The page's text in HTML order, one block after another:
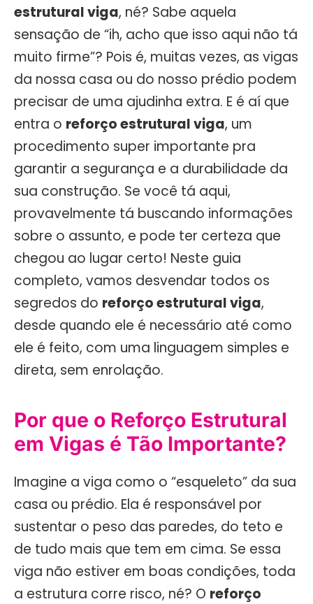
estrutural viga, né? Sabe aquela
sensação de “ih, acho que isso aqui não tá
muito firme”? Pois é, muitas vezes, as vigas
da nossa casa ou do nosso prédio podem
precisar de uma ajudinha extra. E é aí que
entra o reforço estrutural viga, um
procedimento super importante pra
garantir a segurança e a durabilidade da
sua construção. Se você tá aqui,
provavelmente tá buscando informações
sobre o assunto, e pode ter certeza que
chegou ao lugar certo! Neste guia
completo, vamos desvendar todos os
segredos do reforço estrutural viga,
desde quando ele é necessário até como
ele é feito, com uma linguagem simples e
direta, sem enrolação.
Por que o Reforço Estrutural
em Vigas é Tão Importante?
Imagine a viga como o “esqueleto” da sua
casa ou prédio. Ela é responsável por
sustentar o peso das paredes, do teto e
de tudo mais que tem em cima. Se essa
viga não estiver em boas condições, toda
a estrutura corre risco, né? O reforço